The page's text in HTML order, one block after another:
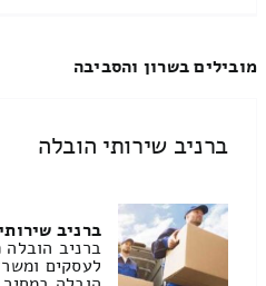
מובילים בשרון והסביבה
ברניב שירותי הובלה
ברניב
ברניב הובלה
לעסקים